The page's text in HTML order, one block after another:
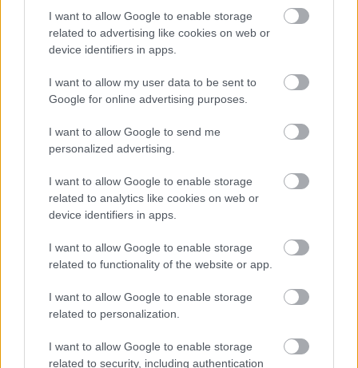
I want to allow Google to enable storage
related to advertising like cookies on web or
device identifiers in apps.
I want to allow my user data to be sent to
Google for online advertising purposes.
I want to allow Google to send me
personalized advertising.
I want to allow Google to enable storage
related to analytics like cookies on web or
device identifiers in apps.
I want to allow Google to enable storage
related to functionality of the website or app.
I want to allow Google to enable storage
related to personalization.
I want to allow Google to enable storage
related to security, including authentication
Môže aspirín zachrániť
rastliny? Pravda vás
možno prekvapí
Júlový reštart uhoriek
podporiť k druhej vlne
CHALUPA